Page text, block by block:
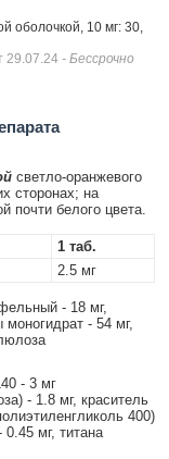
оболочкой, 10 мг: 30,
29.07.24 - Бессрочно
светло-оранжевого
сторонах; на
почти белого цвета.
1 таб.
2.5 мг
- 18 мг,
- 54 мг,
- 3 мг
- 1.8 мг, краситель
400)
мг, титана